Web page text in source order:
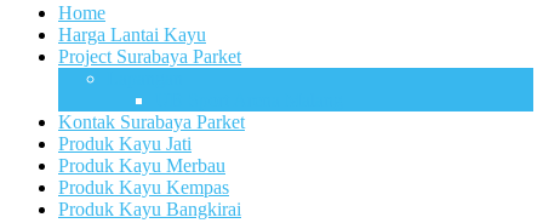
Home
Harga Lantai Kayu
Project Surabaya Parket
Kontak Surabaya Parket
Produk Kayu Jati
Produk Kayu Merbau
Produk Kayu Kempas
Produk Kayu Bangkirai